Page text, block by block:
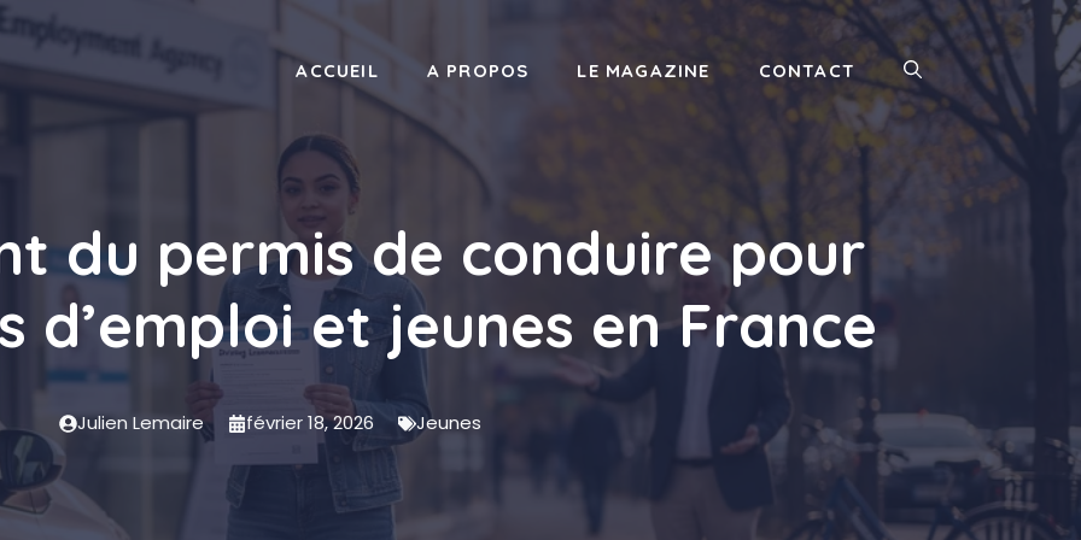
ACCUEIL A PROPOS LE MAGAZINE CONTACT
du permis de conduire pour
d’emploi et jeunes en France
Julien Lemaire février 18, 2026 Jeunes